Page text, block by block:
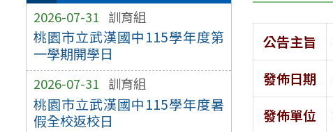
2026-07-31 訓育組
桃園市立武漢國中115學年度第
一學期開學日
2026-07-31 訓育組
桃園市立武漢國中115學年度暑
假全校返校日
公告主旨
發佈日期
發佈單位